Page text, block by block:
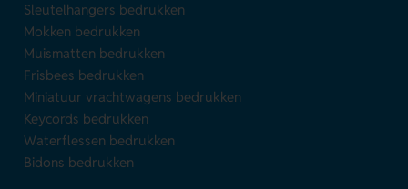
Sleutelhangers bedrukken
Mokken bedrukken
Muismatten bedrukken
Frisbees bedrukken
Miniatuur vrachtwagens bedrukken
Keycords bedrukken
Waterflessen bedrukken
Bidons bedrukken